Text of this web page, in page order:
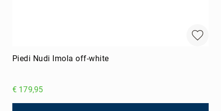
Piedi Nudi Imola off-white
€ 179,95